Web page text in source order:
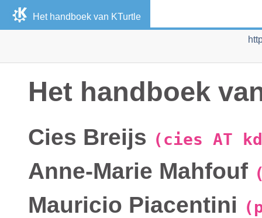
Het handboek van KTurtle
Het handboek
Cies Breijs (cies AT
Anne-Marie Mahfouf
Mauricio Piacentini